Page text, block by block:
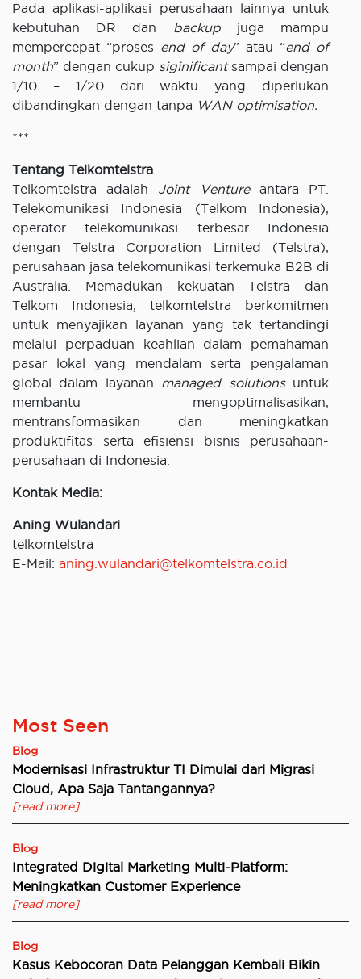
Pada aplikasi-aplikasi perusahaan lainnya untuk
kebutuhan DR dan backupjuga mampu
mempercepat “proses end of day” atau “end of
month” dengan cukup siginificantsampai dengan
1/10 – 1/20 dari waktu yang diperlukan
dibandingkan dengan tanpa WAN optimisation.
***
Tentang Telkomtelstra
Telkomtelstra adalah Joint Ventureantara PT.
Telekomunikasi Indonesia (Telkom Indonesia),
operator telekomunikasi terbesar Indonesia
dengan Telstra Corporation Limited (Telstra),
perusahaan jasa telekomunikasi terkemuka B2B di
Australia. Memadukan kekuatan Telstra dan
Telkom Indonesia, telkomtelstra berkomitmen
untuk menyajikan layanan yang tak tertandingi
melalui perpaduan keahlian dalam pemahaman
pasar lokal yang mendalam serta pengalaman
global dalam layanan managed solutionsuntuk
membantu mengoptimalisasikan,
mentransformasikan dan meningkatkan
produktifitas serta efisiensi bisnis perusahaan-
perusahaan di Indonesia.
Kontak Media:
Aning Wulandari
telkomtelstra
E-Mail: aning.wulandari@telkomtelstra.co.id
Most Seen
Blog
Modernisasi Infrastruktur TI Dimulai dari Migrasi
Cloud, Apa Saja Tantangannya?
[read more]
Blog
Integrated Digital Marketing Multi-Platform:
Meningkatkan Customer Experience
[read more]
Blog
Kasus Kebocoran Data Pelanggan Kembali Bikin